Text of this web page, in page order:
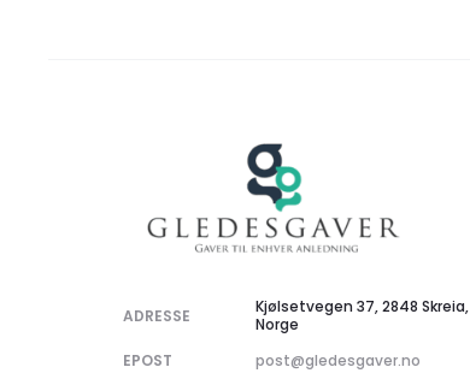
ADRESSE
Kjølsetvegen 37, 2848 Skreia,
Norge
EPOST
post@gledesgaver.no